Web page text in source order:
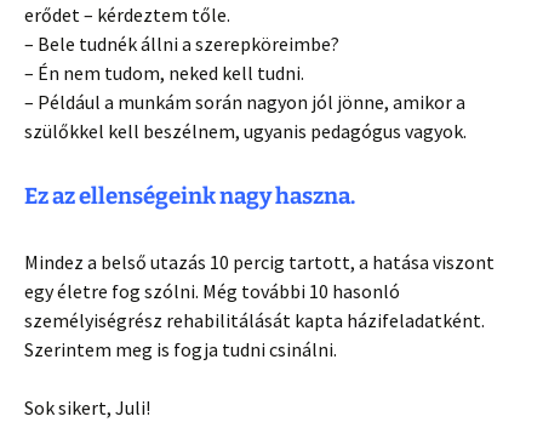
erődet – kérdeztem tőle.
– Bele tudnék állni a szerepköreimbe?
– Én nem tudom, neked kell tudni.
– Például a munkám során nagyon jól jönne, amikor a
szülőkkel kell beszélnem, ugyanis pedagógus vagyok.
Ez az ellenségeink nagy haszna.
Mindez a belső utazás 10 percig tartott, a hatása viszont
egy életre fog szólni. Még további 10 hasonló
személyiségrész rehabilitálását kapta házifeladatként.
Szerintem meg is fogja tudni csinálni.
Sok sikert, Juli!